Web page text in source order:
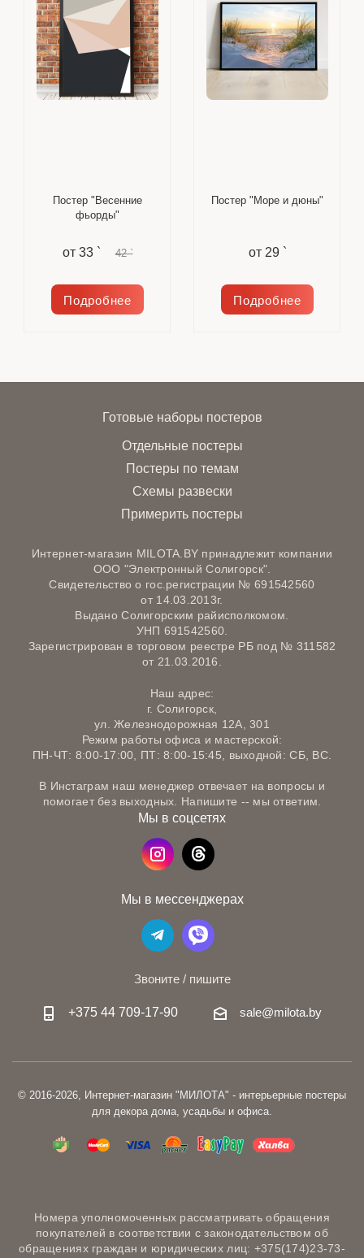
Постер "Весенние
фьорды"
от 33 ` 42 `
Подробнее
Постер "Море и дюны"
от 29 `
Подробнее
Готовые наборы постеров
Отдельные постеры
Постеры по темам
Схемы развески
Примерить постеры
Интернет-магазин MILOTA.BY принадлежит компании
ООО "Электронный Солигорск".
Свидетельство о гос.регистрации № 691542560
от 14.03.2013г.
Выдано Солигорским райисполкомом.
УНП 691542560.
Зарегистрирован в торговом реестре РБ под № 311582
от 21.03.2016.
Наш адрес:
г. Солигорск,
ул. Железнодорожная 12А, 301
Режим работы офиса и мастерской:
ПН-ЧТ: 8:00-17:00, ПТ: 8:00-15:45, выходной: СБ, ВС.
В Инстаграм наш менеджер отвечает на вопросы и
помогает без выходных. Напишите -- мы ответим.
Мы в соцсетях
Мы в мессенджерах
Звоните / пишите
+375 44 709-17-90 sale@milota.by
© 2016-2026, Интернет-магазин "МИЛОТА" - интерьерные постеры
для декора дома, усадьбы и офиса.
Номера уполномоченных рассматривать обращения
покупателей в соответствии с законодательством об
обращениях граждан и юридических лиц: +375(174)23-73-